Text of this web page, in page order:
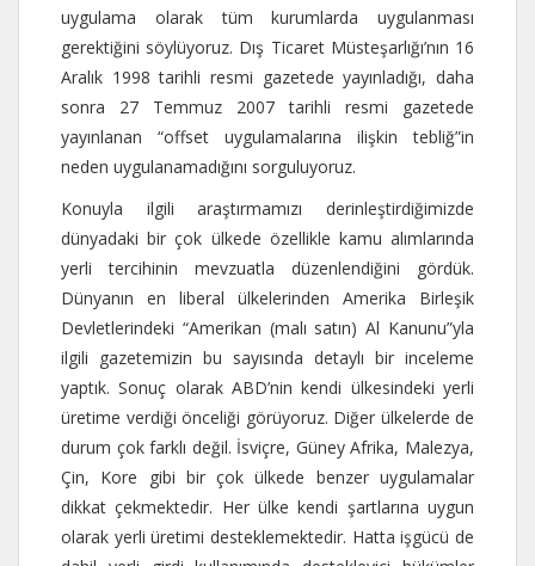
uygulama olarak tüm kurumlarda uygulanması
gerektiğini söylüyoruz. Dış Ticaret Müsteşarlığı’nın 16
Aralık 1998 tarihli resmi gazetede yayınladığı, daha
sonra 27 Temmuz 2007 tarihli resmi gazetede
yayınlanan “offset uygulamalarına ilişkin tebliğ”in
neden uygulanamadığını sorguluyoruz.
Konuyla ilgili araştırmamızı derinleştirdiğimizde
dünyadaki bir çok ülkede özellikle kamu alımlarında
yerli tercihinin mevzuatla düzenlendiğini gördük.
Dünyanın en liberal ülkelerinden Amerika Birleşik
Devletlerindeki “Amerikan (malı satın) Al Kanunu”yla
ilgili gazetemizin bu sayısında detaylı bir inceleme
yaptık. Sonuç olarak ABD’nin kendi ülkesindeki yerli
üretime verdiği önceliği görüyoruz. Diğer ülkelerde de
durum çok farklı değil. İsviçre, Güney Afrika, Malezya,
Çin, Kore gibi bir çok ülkede benzer uygulamalar
dikkat çekmektedir. Her ülke kendi şartlarına uygun
olarak yerli üretimi desteklemektedir. Hatta işgücü de